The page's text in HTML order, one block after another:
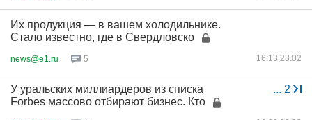
Их продукция — в вашем холодильнике.
Стало известно, где в Свердловско
news@e1.ru 5 16:13 28.02
... 2
У уральских миллиардеров из списка
Forbes массово отбирают бизнес. Кто